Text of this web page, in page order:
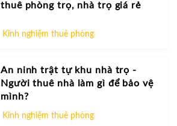
thuê phòng trọ, nhà trọ giá rẻ
Kinh nghiệm thuê phòng
An ninh trật tự khu nhà trọ -
Người thuê nhà làm gì để bảo vệ
mình?
Kinh nghiệm thuê phòng